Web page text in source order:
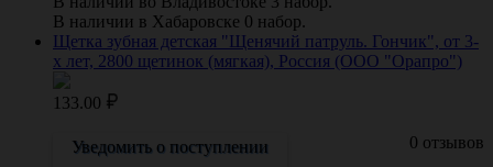
В наличии в Хабаровске 0 набор.
Щетка зубная детская "Щенячий патруль. Гончик", от 3-
х лет, 2800 щетинок (мягкая), Россия (ООО "Орапро")
133.00
0 отзывов
Уведомить о поступлении